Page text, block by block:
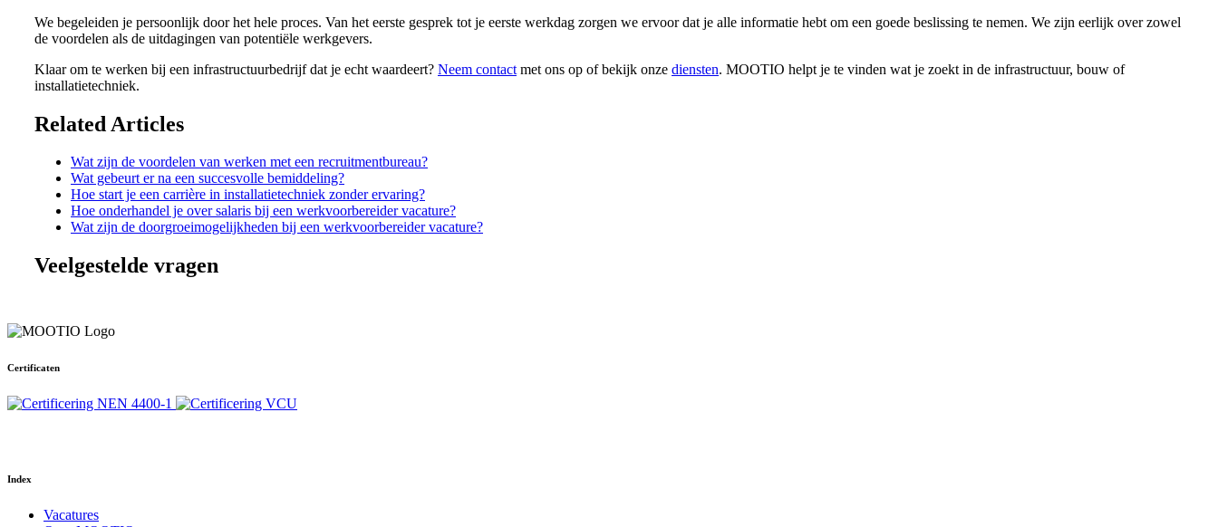
We begeleiden je persoonlijk door het hele proces. Van het eerste gesprek tot je eerste werkdag zorgen we ervoor dat je alle informatie hebt om een goede beslissing te nemen. We zijn eerlijk over zowel
de voordelen als de uitdagingen van potentiële werkgevers.
Klaar om te werken bij een infrastructuurbedrijf dat je echt waardeert? Neem contact met ons op of bekijk onze diensten. MOOTIO helpt je te vinden wat je zoekt in de infrastructuur, bouw of
installatietechniek.
Related Articles
Wat zijn de voordelen van werken met een recruitmentbureau?
Wat gebeurt er na een succesvolle bemiddeling?
Hoe start je een carrière in installatietechniek zonder ervaring?
Hoe onderhandel je over salaris bij een werkvoorbereider vacature?
Wat zijn de doorgroeimogelijkheden bij een werkvoorbereider vacature?
Veelgestelde vragen
Certificaten
Index
Vacatures